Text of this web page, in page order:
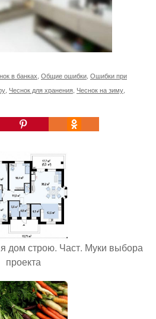
в банках Общие ошибки Ошибки при
Чеснок для хранения Чеснок на зиму
дом строю. Част. Муки выбора
проекта